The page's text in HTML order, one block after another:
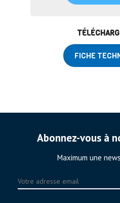
FICHE
Abonnez-vous à
Maximum une